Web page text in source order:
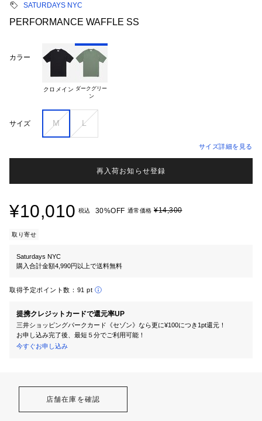
SATURDAYS NYC
PERFORMANCE WAFFLE SS
カラー
クロメイン ダークグリー
サイズ M L
サイズ詳細を見る
再入荷お知らせ登録
¥10,010 税込 30%OFF 通常価格 ¥14,300
取り寄せ
Saturdays NYC
購入合計金額4,990円以上で送料無料
取得予定ポイント数： 91 pt
提携クレジットカードで還元率UP
三井ショッピングパークカード《セゾン》なら更に¥100につき1pt還元！
お申し込み完了後、最短５分でご利用可能！
今すぐお申し込み
店舗在庫を確認